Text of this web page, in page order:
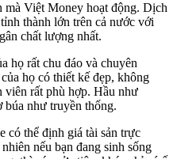
Việt Money hoạt động. Dịch
thành lớn trên cả nước với
chất lượng nhất.
họ rất chu đáo và chuyên
họ có thiết kế đẹp, không
viên rất phù hợp. Hầu như
búa như truyền thống.
có thể định giá tài sản trực
nếu bạn đang sinh sống